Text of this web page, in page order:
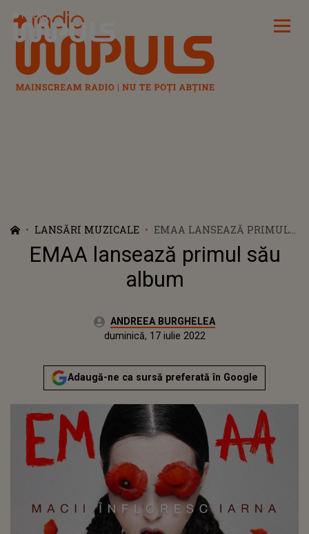
Radio Impuls
LANSĂRI MUZICALE
EMAA LANSEAZĂ PRIMUL
SĂU ALBUM
EMAA lansează primul său
album
Autor:ANDREEA BURGHELEA
joi, 3 decembrie 2020Actualizat:
duminică, 17 iulie 2022
Adaugă-ne ca sursă preferată în Google